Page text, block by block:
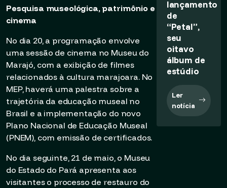
Pesquisa museológica, patrimônio e
cinema
No dia 20, a programação envolve
uma sessão de cinema no Museu do
Marajó, com a exibição de filmes
relacionados à cultura marajoara. No
MEP, haverá uma palestra sobre a
trajetória da educação museal no
Brasil e a implementação do novo
Plano Nacional de Educação Museal
(PNEM), com emissão de certificados.
No dia seguinte, 21 de maio, o Museu
do Estado do Pará apresenta aos
visitantes o processo de restauro do
lançamento
de
“Petal”,
seu
oitavo
álbum de
estúdio
Ler
notícia